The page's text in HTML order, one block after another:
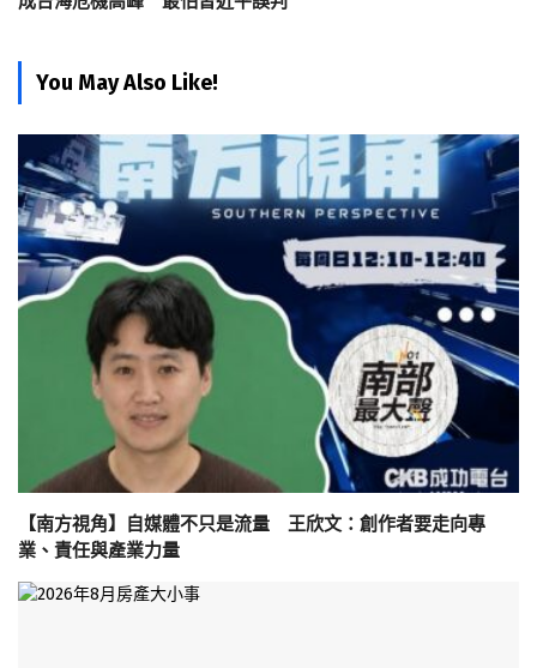
You May Also Like!
【南方視角】自媒體不只是流量 王欣文：創作者要走向專
業、責任與產業力量